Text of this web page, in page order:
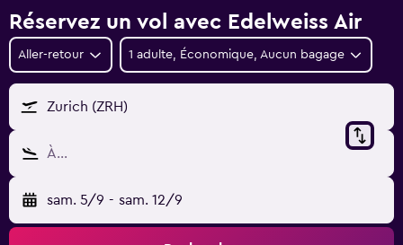
Réservez un vol avec Edelweiss Air
Aller-retour 1 adulte, Économique, Aucun bagage
Zurich (ZRH)
À…
sam. 5/9 - sam. 12/9